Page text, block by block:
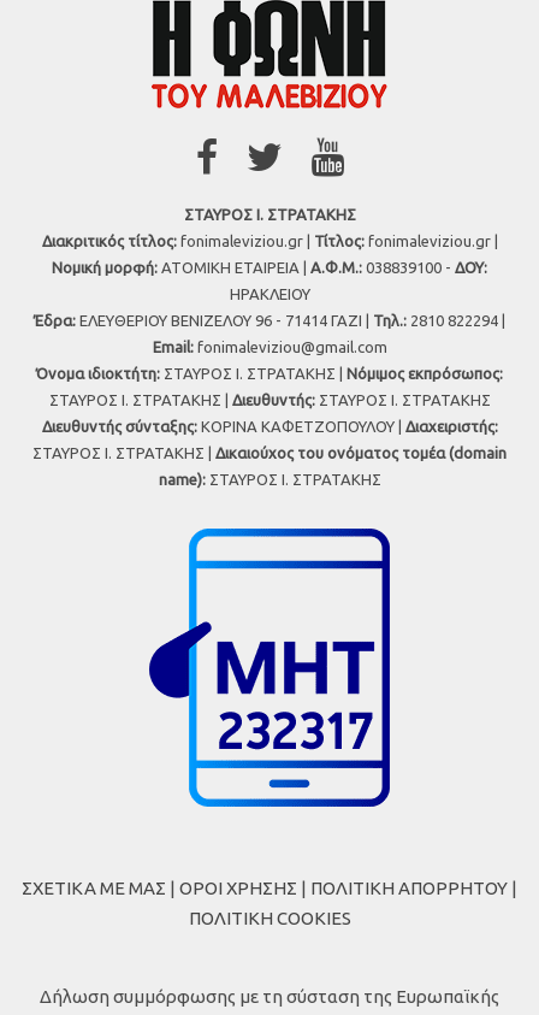
ΣΤΑΥΡΟΣ Ι. ΣΤΡΑΤΑΚΗΣ
Διακριτικός τίτλος:fonimaleviziou.gr | Τίτλος:fonimaleviziou.gr |
Νομική μορφή: ΑΤΟΜΙΚΗ ΕΤΑΙΡΕΙΑ | Α.Φ.Μ.: 038839100 - ΔΟΥ:
ΗΡΑΚΛΕΙΟΥ
Έδρα: ΕΛΕΥΘΕΡΙΟΥ ΒΕΝΙΖΕΛΟΥ 96 - 71414 ΓΑΖΙ | Τηλ.: 2810 822294 |
Εmail: fonimaleviziou@gmail.com
Όνομα ιδιοκτήτη: ΣΤΑΥΡΟΣ Ι. ΣΤΡΑΤΑΚΗΣ | Νόμιμος εκπρόσωπος:
ΣΤΑΥΡΟΣ Ι. ΣΤΡΑΤΑΚΗΣ | Διευθυντής:ΣΤΑΥΡΟΣ Ι. ΣΤΡΑΤΑΚΗΣ
Διευθυντής σύνταξης:ΚΟΡΙΝΑ ΚΑΦΕΤΖΟΠΟΥΛΟΥ | Διαχειριστής:
ΣΤΑΥΡΟΣ Ι. ΣΤΡΑΤΑΚΗΣ | Δικαιούχος του ονόματος τομέα (domain
name):ΣΤΑΥΡΟΣ Ι. ΣΤΡΑΤΑΚΗΣ
ΣΧΕΤΙΚΑ ΜΕ ΜΑΣ | ΟΡΟΙ ΧΡΗΣΗΣ | ΠΟΛΙΤΙΚΗ ΑΠΟΡΡΗΤΟΥ |
ΠΟΛΙΤΙΚΗ COOKIES
Δήλωση συμμόρφωσης με τη σύσταση της Ευρωπαϊκής